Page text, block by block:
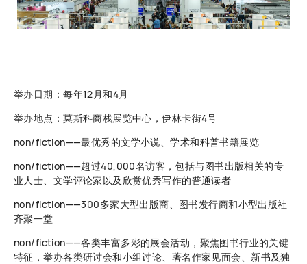
举办日期：每年12月和4月
举办地点：莫斯科商栈展览中心，伊林卡街4号
non/fiction——最优秀的文学小说、学术和科普书籍展览
non/fiction——超过40,000名访客，包括与图书出版相关的专
业人士、文学评论家以及欣赏优秀写作的普通读者
non/fiction——300多家大型出版商、图书发行商和小型出版社
齐聚一堂
non/fiction——各类丰富多彩的展会活动，聚焦图书行业的关键
特征，举办各类研讨会和小组讨论、著名作家见面会、新书及独